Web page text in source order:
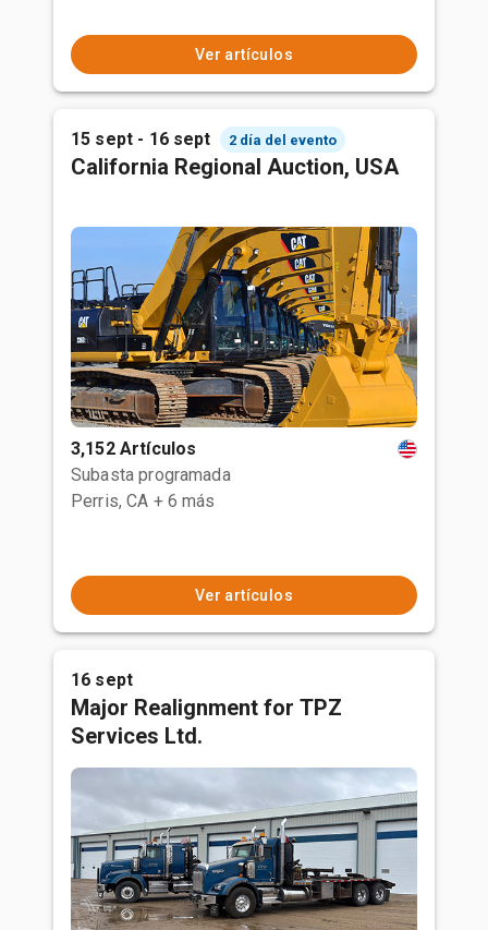
Ver artículos
15 sept - 16 sept 2 día del evento
California Regional Auction, USA
3,152 Artículos
Subasta programada
Perris, CA + 6 más
Ver artículos
16 sept
Major Realignment for TPZ
Services Ltd.